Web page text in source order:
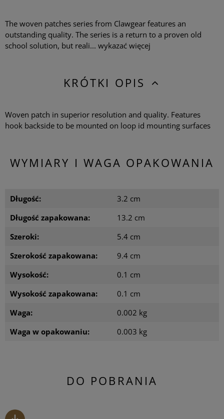
The woven patches series from Clawgear features an
outstanding quality. The series is a return to a proven old
school solution, but reali... wykazać więcej
KRÓTKI OPIS
Woven patch in superior resolution and quality. Features
hook backside to be mounted on loop id mounting surfaces
WYMIARY I WAGA OPAKOWANIA
Długość:
3.2 cm
Długość zapakowana:
13.2 cm
Szeroki:
5.4 cm
Szerokość zapakowana:
9.4 cm
Wysokość:
0.1 cm
Wysokość zapakowana:
0.1 cm
Waga:
0.002 kg
Waga w opakowaniu:
0.003 kg
DO POBRANIA